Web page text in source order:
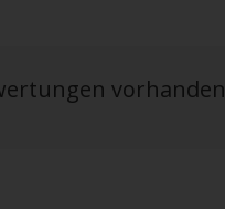
vorhanden